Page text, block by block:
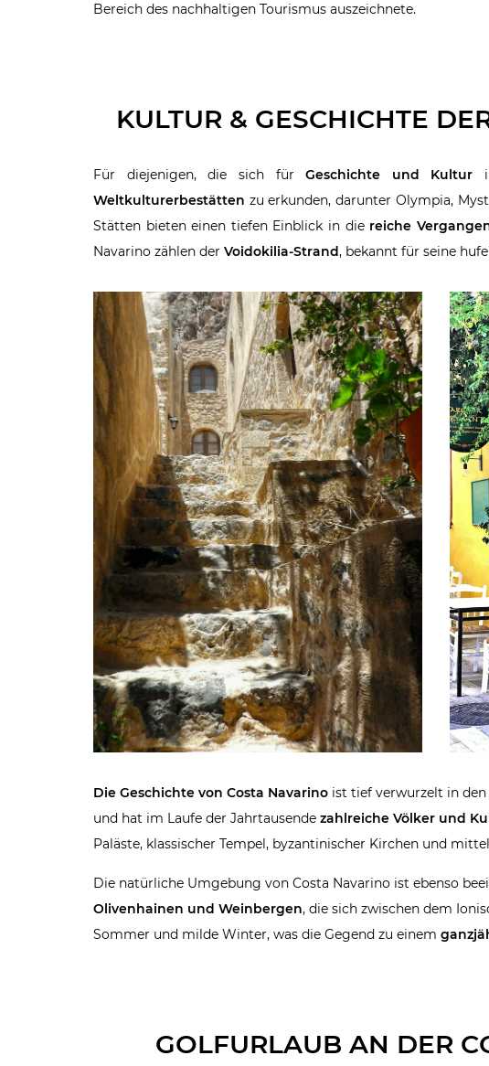
Bereich des nachhaltigen Tourismus auszeichnete.
KULTUR & GESCHICHTE
Für diejenigen, die sich fürGeschichte und Kultur
Weltkulturerbestätten zu erkunden, darunter Olympia,
Stätten bieten einen tiefen Einblick in die reiche
Navarino zählen der Voidokilia-Strand, bekannt für seine
Die Geschichte von Costa Navarino ist tief verwurzelt in
und hat im Laufe der Jahrtausende zahlreiche Völker und
Paläste, klassischer Tempel, byzantinischer Kirchen und
Die natürliche Umgebung von Costa Navarino ist ebenso
Olivenhainen und Weinbergen, die sich zwischen dem
Sommer und milde Winter, was die Gegend zu einem
GOLFURLAUB AN DER